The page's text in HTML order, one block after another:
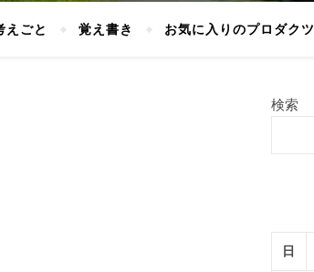
えごと 覚え書き お気に入りのプロダクツ
検索
日